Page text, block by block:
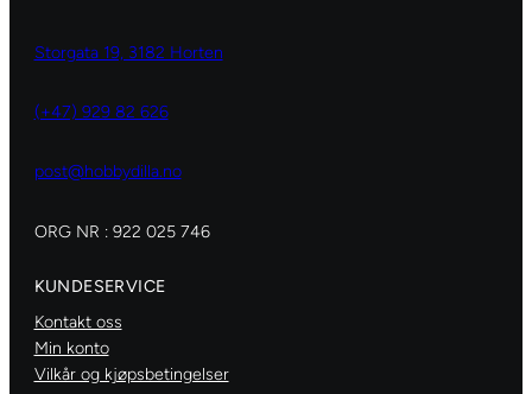
Storgata 19, 3182 Horten
(+47) 929 82 626
post@hobbydilla.no
ORG NR : 922 025 746
KUNDESERVICE
Kontakt oss
Min konto
Vilkår og kjøpsbetingelser